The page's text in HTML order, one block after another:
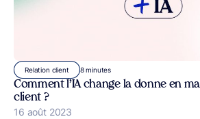
Relation client 8 minutes
Comment l’IA change la donne en
client ?
Publié le
16 août 2023